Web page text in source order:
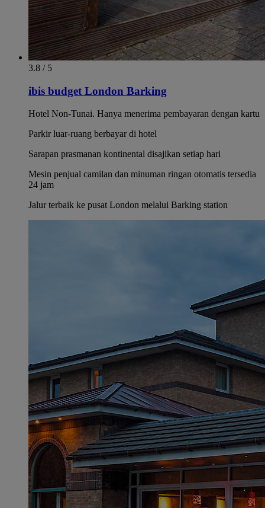
3.8 / 5
ibis budget London Barking
Hotel Non-Tunai. Hanya menerima pembayaran dengan kartu
Parkir luar-ruang berbayar di hotel
Sarapan prasmanan kontinental disajikan setiap hari
Mesin penjual camilan dan minuman ringan otomatis tersedia
24 jam
Jalur terbaik ke pusat London melalui Barking station